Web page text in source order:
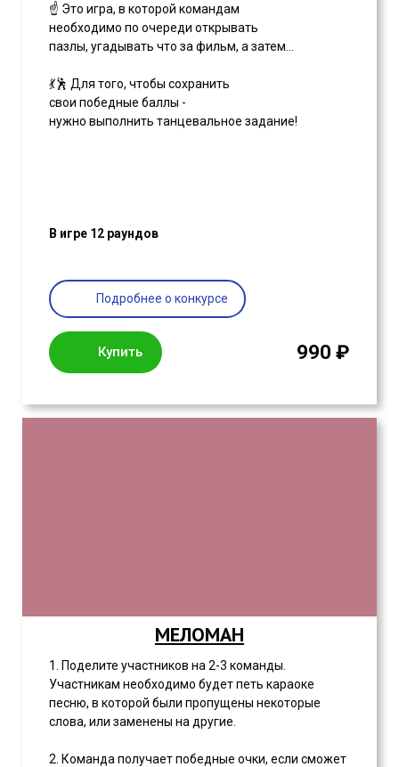
☝ Это игра, в которой командам
необходимо по очереди открывать
пазлы, угадывать что за фильм, а затем...
💃🕺 Для того, чтобы сохранить
свои победные баллы -
нужно выполнить танцевальное задание!
В игре 12 раундов
Подробнее о конкурсе
Купить 990 ₽
МЕЛОМАН
1. Поделите участников на 2-3 команды.
Участникам необходимо будет петь караоке
песню, в которой были пропущены некоторые
слова, или заменены на другие.
2. Команда получает победные очки, если сможет